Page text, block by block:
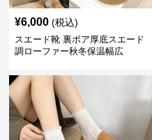
¥6,000 (税込)
スエード靴 裏ボア厚底スエード
調ローファー秋冬保温幅広